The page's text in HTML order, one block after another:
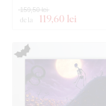
de la 119,60 lei
159,50 lei